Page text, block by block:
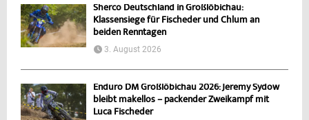
Sherco Deutschland in Großlöbichau:
Klassensiege für Fischeder und Chlum an
beiden Renntagen
3. August 2026
Enduro DM Großlöbichau 2026: Jeremy Sydow
bleibt makellos – packender Zweikampf mit
Luca Fischeder